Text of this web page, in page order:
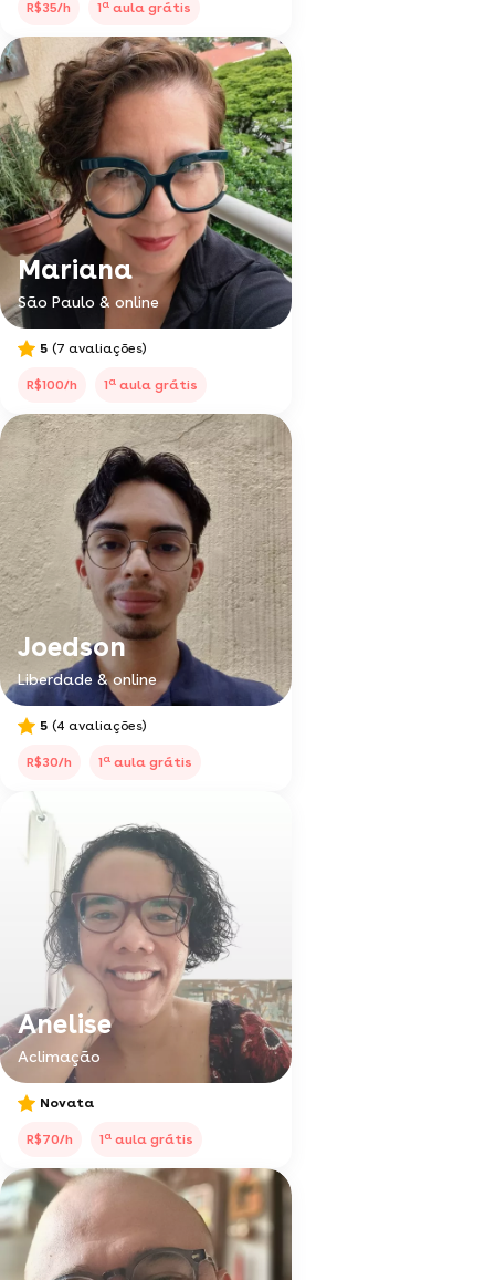
R$35/h 1a aula grátis
Mariana
São Paulo & online
5 (7 avaliações)
R$100/h 1a aula grátis
Joedson
Liberdade & online
5 (4 avaliações)
R$30/h 1a aula grátis
Anelise
Aclimação
Novata
R$70/h 1a aula grátis